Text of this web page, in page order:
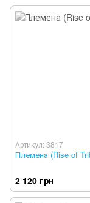
Артикул: 3817
Племена (Rise of
2 120 грн